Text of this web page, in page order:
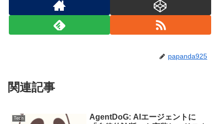
papanda925
関連記事
Tech
AgentDoG: AIエージェントに